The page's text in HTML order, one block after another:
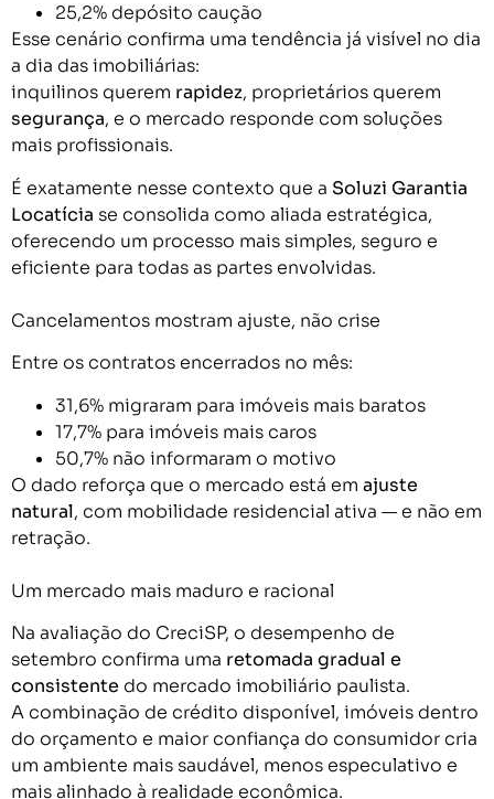
25,2% depósito caução
Esse cenário confirma uma tendência já visível no dia
a dia das imobiliárias:
inquilinos querem rapidez, proprietários querem
segurança, e o mercado responde com soluções
mais profissionais.
É exatamente nesse contexto que a Soluzi Garantia
Locatícia se consolida como aliada estratégica,
oferecendo um processo mais simples, seguro e
eficiente para todas as partes envolvidas.
Cancelamentos mostram ajuste, não crise
Entre os contratos encerrados no mês:
31,6% migraram para imóveis mais baratos
17,7% para imóveis mais caros
50,7% não informaram o motivo
O dado reforça que o mercado está em ajuste
natural, com mobilidade residencial ativa — e não em
retração.
Um mercado mais maduro e racional
Na avaliação do CreciSP, o desempenho de
setembro confirma uma retomada gradual e
consistente do mercado imobiliário paulista.
A combinação de crédito disponível, imóveis dentro
do orçamento e maior confiança do consumidor cria
um ambiente mais saudável, menos especulativo e
mais alinhado à realidade econômica.